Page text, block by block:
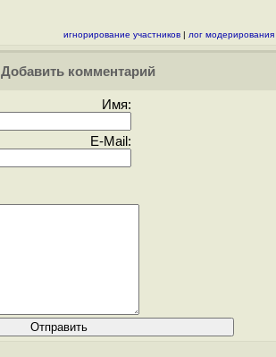
игнорирование участников | лог модерирования
Добавить комментарий
Имя:
E-Mail: